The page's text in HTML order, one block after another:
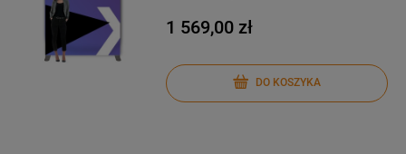
1 569,00 zł
DO KOSZYKA